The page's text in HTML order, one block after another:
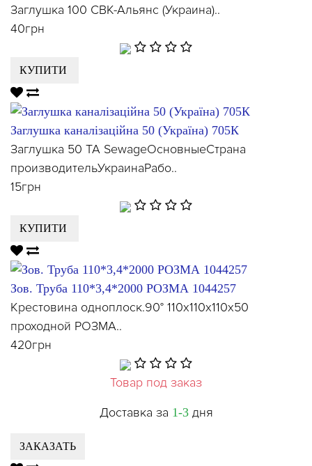
Заглушка 100 СВК-Альянс (Украина)..
40грн
КУПИТИ
Заглушка каналізаційна 50 (Україна) 705К
Заглушка 50 TA SewageОсновныеСтрана
производительУкраинаРабо..
15грн
КУПИТИ
Зов. Труба 110*3,4*2000 РОЗМА 1044257
Крестовина одноплоск.90° 110х110х110х50
проходной РОЗМА..
420грн
Товар под заказ
Доставка за 1-3дня
ЗАКАЗАТЬ